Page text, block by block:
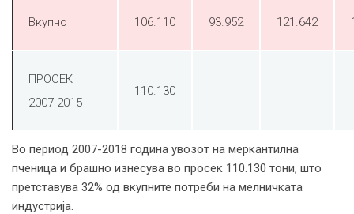
Вкупно 106.110 93.952 121.642
ПРОСЕК
2007-2015
110.130
Во период 2007-2018 година увозот на меркантилна
пченица и брашно изнесува во просек 110.130 тони, што
претставува 32% од вкупните потреби на мелничката
индустрија.